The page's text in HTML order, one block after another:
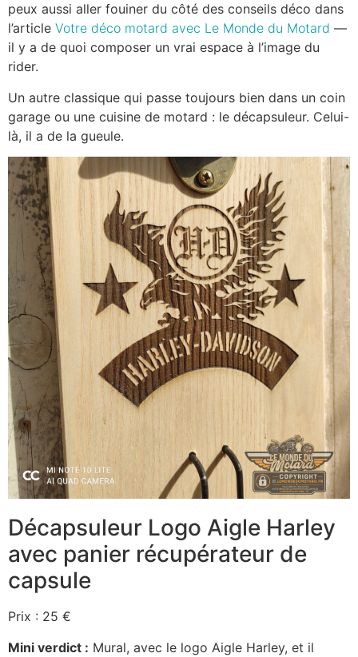
peux aussi aller fouiner du côté des conseils déco dans
l’article Votre déco motard avec Le Monde du Motard —
il y a de quoi composer un vrai espace à l’image du
rider.
Un autre classique qui passe toujours bien dans un coin
garage ou une cuisine de motard : le décapsuleur. Celui-
là, il a de la gueule.
Décapsuleur Logo Aigle Harley
avec panier récupérateur de
capsule
Prix : 25 €
Mini verdict : Mural, avec le logo Aigle Harley, et il